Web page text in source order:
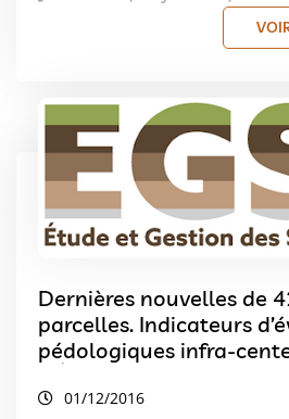
Dernières nouvelles de
parcelles. Indicateurs
pédologiques infra-
d’applications continues
01/12/2016